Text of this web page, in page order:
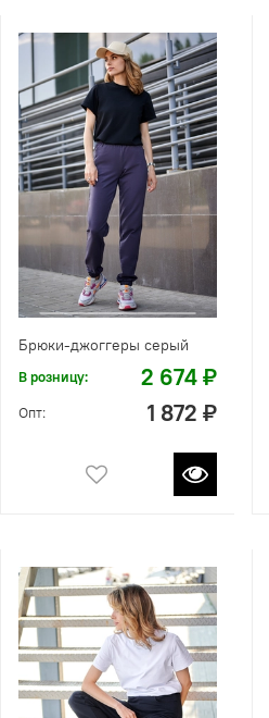
Брюки-джоггеры серый
В розницу: 2 674 ₽
Опт: 1 872 ₽